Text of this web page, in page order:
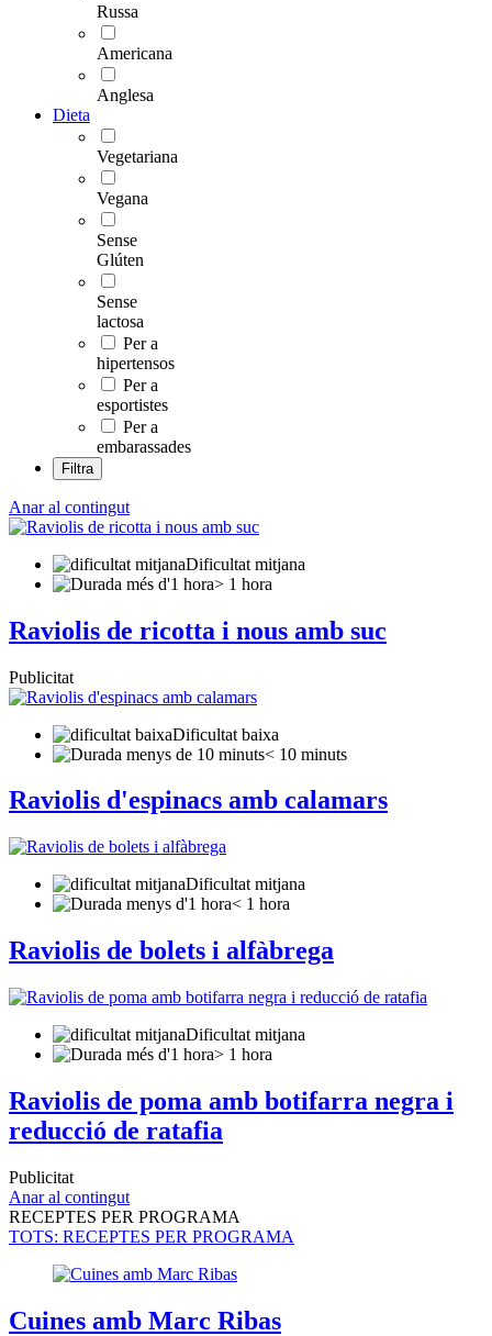
Russa
Americana
Anglesa
Dieta
Vegetariana
Vegana
Sense
Glúten
Sense
lactosa
Per a
hipertensos
Per a
esportistes
Per a
embarassades
Filtra
Anar al contingut
Dificultat mitjana
> 1 hora
Raviolis de ricotta i nous amb suc
Publicitat
Dificultat baixa
< 10 minuts
Raviolis d'espinacs amb calamars
Dificultat mitjana
< 1 hora
Raviolis de bolets i alfàbrega
Dificultat mitjana
> 1 hora
Raviolis de poma amb botifarra negra i
reducció de ratafia
Publicitat
Anar al contingut
RECEPTES PER PROGRAMA
TOTS: RECEPTES PER PROGRAMA
Cuines amb Marc Ribas